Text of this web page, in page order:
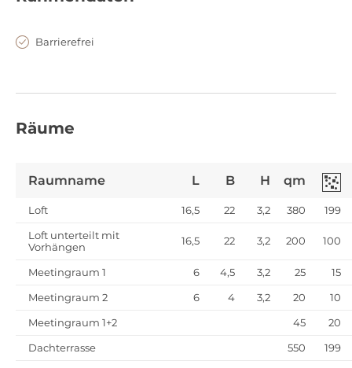
Barrierefrei
Räume
Raumname L B H qm
Loft 16,5 22 3,2 380
199
Loft unterteilt mit
Vorhängen
16,5 22 3,2 200 100
Meetingraum 1 6 4,5 3,2 25
15
Meetingraum 2
6 4 3,2 20
10
Meetingraum 1+2
45
20
Dachterrasse
550 199